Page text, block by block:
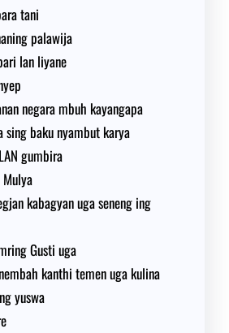
tani
palawija
lan liyane
negara mbuh kayangapa
sing baku nyambut karya
gumbira
kabagyan uga seneng ing
Gusti uga
kanthi temen uga kulina
yuswa